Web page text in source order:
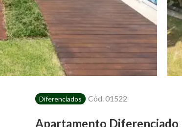
Diferenciados Cód.01522
Apartamento Diferenciado